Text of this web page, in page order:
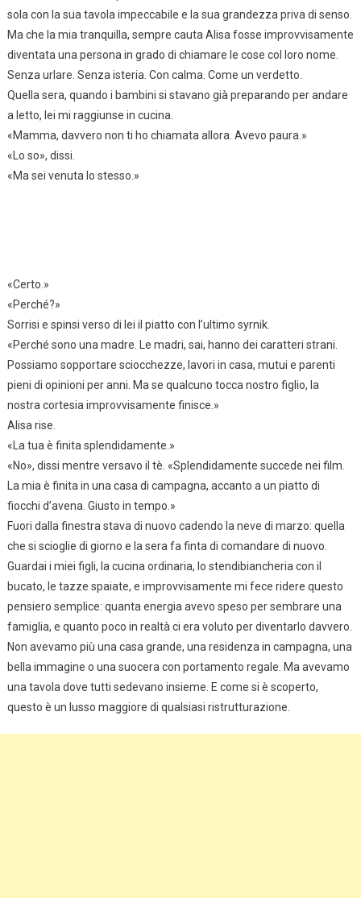
sola con la sua tavola impeccabile e la sua grandezza priva di senso.
Ma che la mia tranquilla, sempre cauta Alisa fosse improvvisamente
diventata una persona in grado di chiamare le cose col loro nome.
Senza urlare. Senza isteria. Con calma. Come un verdetto.
Quella sera, quando i bambini si stavano già preparando per andare
a letto, lei mi raggiunse in cucina.
«Mamma, davvero non ti ho chiamata allora. Avevo paura.»
«Lo so», dissi.
«Ma sei venuta lo stesso.»
«Certo.»
«Perché?»
Sorrisi e spinsi verso di lei il piatto con l’ultimo syrnik.
«Perché sono una madre. Le madri, sai, hanno dei caratteri strani.
Possiamo sopportare sciocchezze, lavori in casa, mutui e parenti
pieni di opinioni per anni. Ma se qualcuno tocca nostro figlio, la
nostra cortesia improvvisamente finisce.»
Alisa rise.
«La tua è finita splendidamente.»
«No», dissi mentre versavo il tè. «Splendidamente succede nei film.
La mia è finita in una casa di campagna, accanto a un piatto di
fiocchi d’avena. Giusto in tempo.»
Fuori dalla finestra stava di nuovo cadendo la neve di marzo: quella
che si scioglie di giorno e la sera fa finta di comandare di nuovo.
Guardai i miei figli, la cucina ordinaria, lo stendibiancheria con il
bucato, le tazze spaiate, e improvvisamente mi fece ridere questo
pensiero semplice: quanta energia avevo speso per sembrare una
famiglia, e quanto poco in realtà ci era voluto per diventarlo davvero.
Non avevamo più una casa grande, una residenza in campagna, una
bella immagine o una suocera con portamento regale. Ma avevamo
una tavola dove tutti sedevano insieme. E come si è scoperto,
questo è un lusso maggiore di qualsiasi ristrutturazione.